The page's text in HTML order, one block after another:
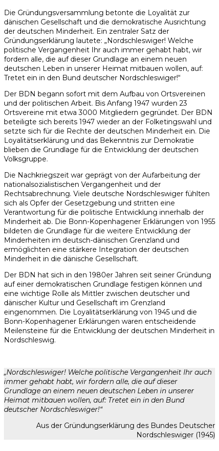
Die Gründungsversammlung betonte die Loyalität zur
dänischen Gesellschaft und die demokratische Ausrichtung
der deutschen Minderheit. Ein zentraler Satz der
Gründungserklärung lautete: „Nordschleswiger! Welche
politische Vergangenheit Ihr auch immer gehabt habt, wir
fordern alle, die auf dieser Grundlage an einem neuen
deutschen Leben in unserer Heimat mitbauen wollen, auf:
Tretet ein in den Bund deutscher Nordschleswiger!“
Der BDN begann sofort mit dem Aufbau von Ortsvereinen
und der politischen Arbeit. Bis Anfang 1947 wurden 23
Ortsvereine mit etwa 3000 Mitgliedern gegründet. Der BDN
beteiligte sich bereits 1947 wieder an der Folketingswahl und
setzte sich für die Rechte der deutschen Minderheit ein. Die
Loyalitätserklärung und das Bekenntnis zur Demokratie
blieben die Grundlage für die Entwicklung der deutschen
Volksgruppe.
Die Nachkriegszeit war geprägt von der Aufarbeitung der
nationalsozialistischen Vergangenheit und der
Rechtsabrechnung. Viele deutsche Nordschleswiger fühlten
sich als Opfer der Gesetzgebung und stritten eine
Verantwortung für die politische Entwicklung innerhalb der
Minderheit ab. Die Bonn-Kopenhagener Erklärungen von 1955
bildeten die Grundlage für die weitere Entwicklung der
Minderheiten im deutsch-dänischen Grenzland und
ermöglichten eine stärkere Integration der deutschen
Minderheit in die dänische Gesellschaft.
Der BDN hat sich in den 1980er Jahren seit seiner Gründung
auf einer demokratischen Grundlage festigen können und
eine wichtige Rolle als Mittler zwischen deutscher und
dänischer Kultur und Gesellschaft im Grenzland
eingenommen. Die Loyalitätserklärung von 1945 und die
Bonn-Kopenhagener Erklärungen waren entscheidende
Meilensteine für die Entwicklung der deutschen Minderheit in
Nordschleswig.
„Nordschleswiger! Welche politische Vergangenheit Ihr auch
immer gehabt habt, wir fordern alle, die auf dieser
Grundlage an einem neuen deutschen Leben in unserer
Heimat mitbauen wollen, auf: Tretet ein in den Bund
deutscher Nordschleswiger!“
Aus der Gründungserklärung des Bundes Deutscher
Nordschleswiger (1945)